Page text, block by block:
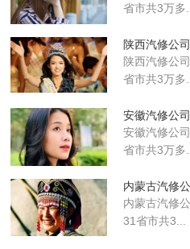
省市共3万多...
陕西汽修公
陕西汽修公
省市共3万多...
安徽汽修公
安徽汽修公
省市共3万多...
内蒙古汽修
内蒙古汽修
31省市共3...